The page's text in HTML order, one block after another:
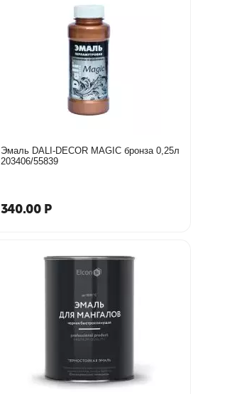
Эмаль DALI-DECOR MAGIC бронза 0,25л
203406/55839
340.00 Р